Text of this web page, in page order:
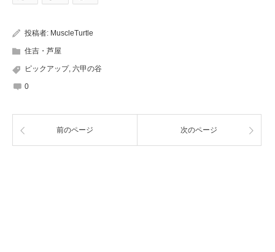
投稿者: MuscleTurtle
住吉・芦屋
ピックアップ, 六甲の谷
0
前のページ 次のページ